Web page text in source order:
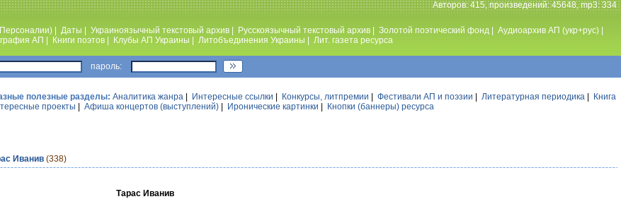
Авторов: 415, произведений: 45648, mp3: 334
Даты Украиноязычный текстовый архив Русскоязычный текстовый архив Золотой поэтический фонд Аудиоархив АП (укр+рус)
АП Книги поэтов Клубы АП Украины Литобъединения Украины Лит. газета ресурса
пароль:
полезные разделы: Аналитика жанра Интересные ссылки Конкурсы, литпремии Фестивали АП и поэзии Литературная периодика
Книга
проекты Афиша концертов (выступлений) Иронические картинки Кнопки (баннеры) ресурса
Иванив (338)
Тарас Иванив